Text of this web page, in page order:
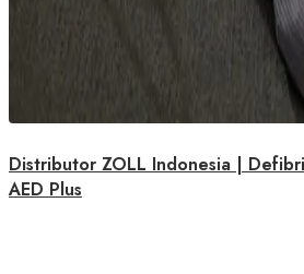
Distributor ZOLL Indonesia |
AED Plus